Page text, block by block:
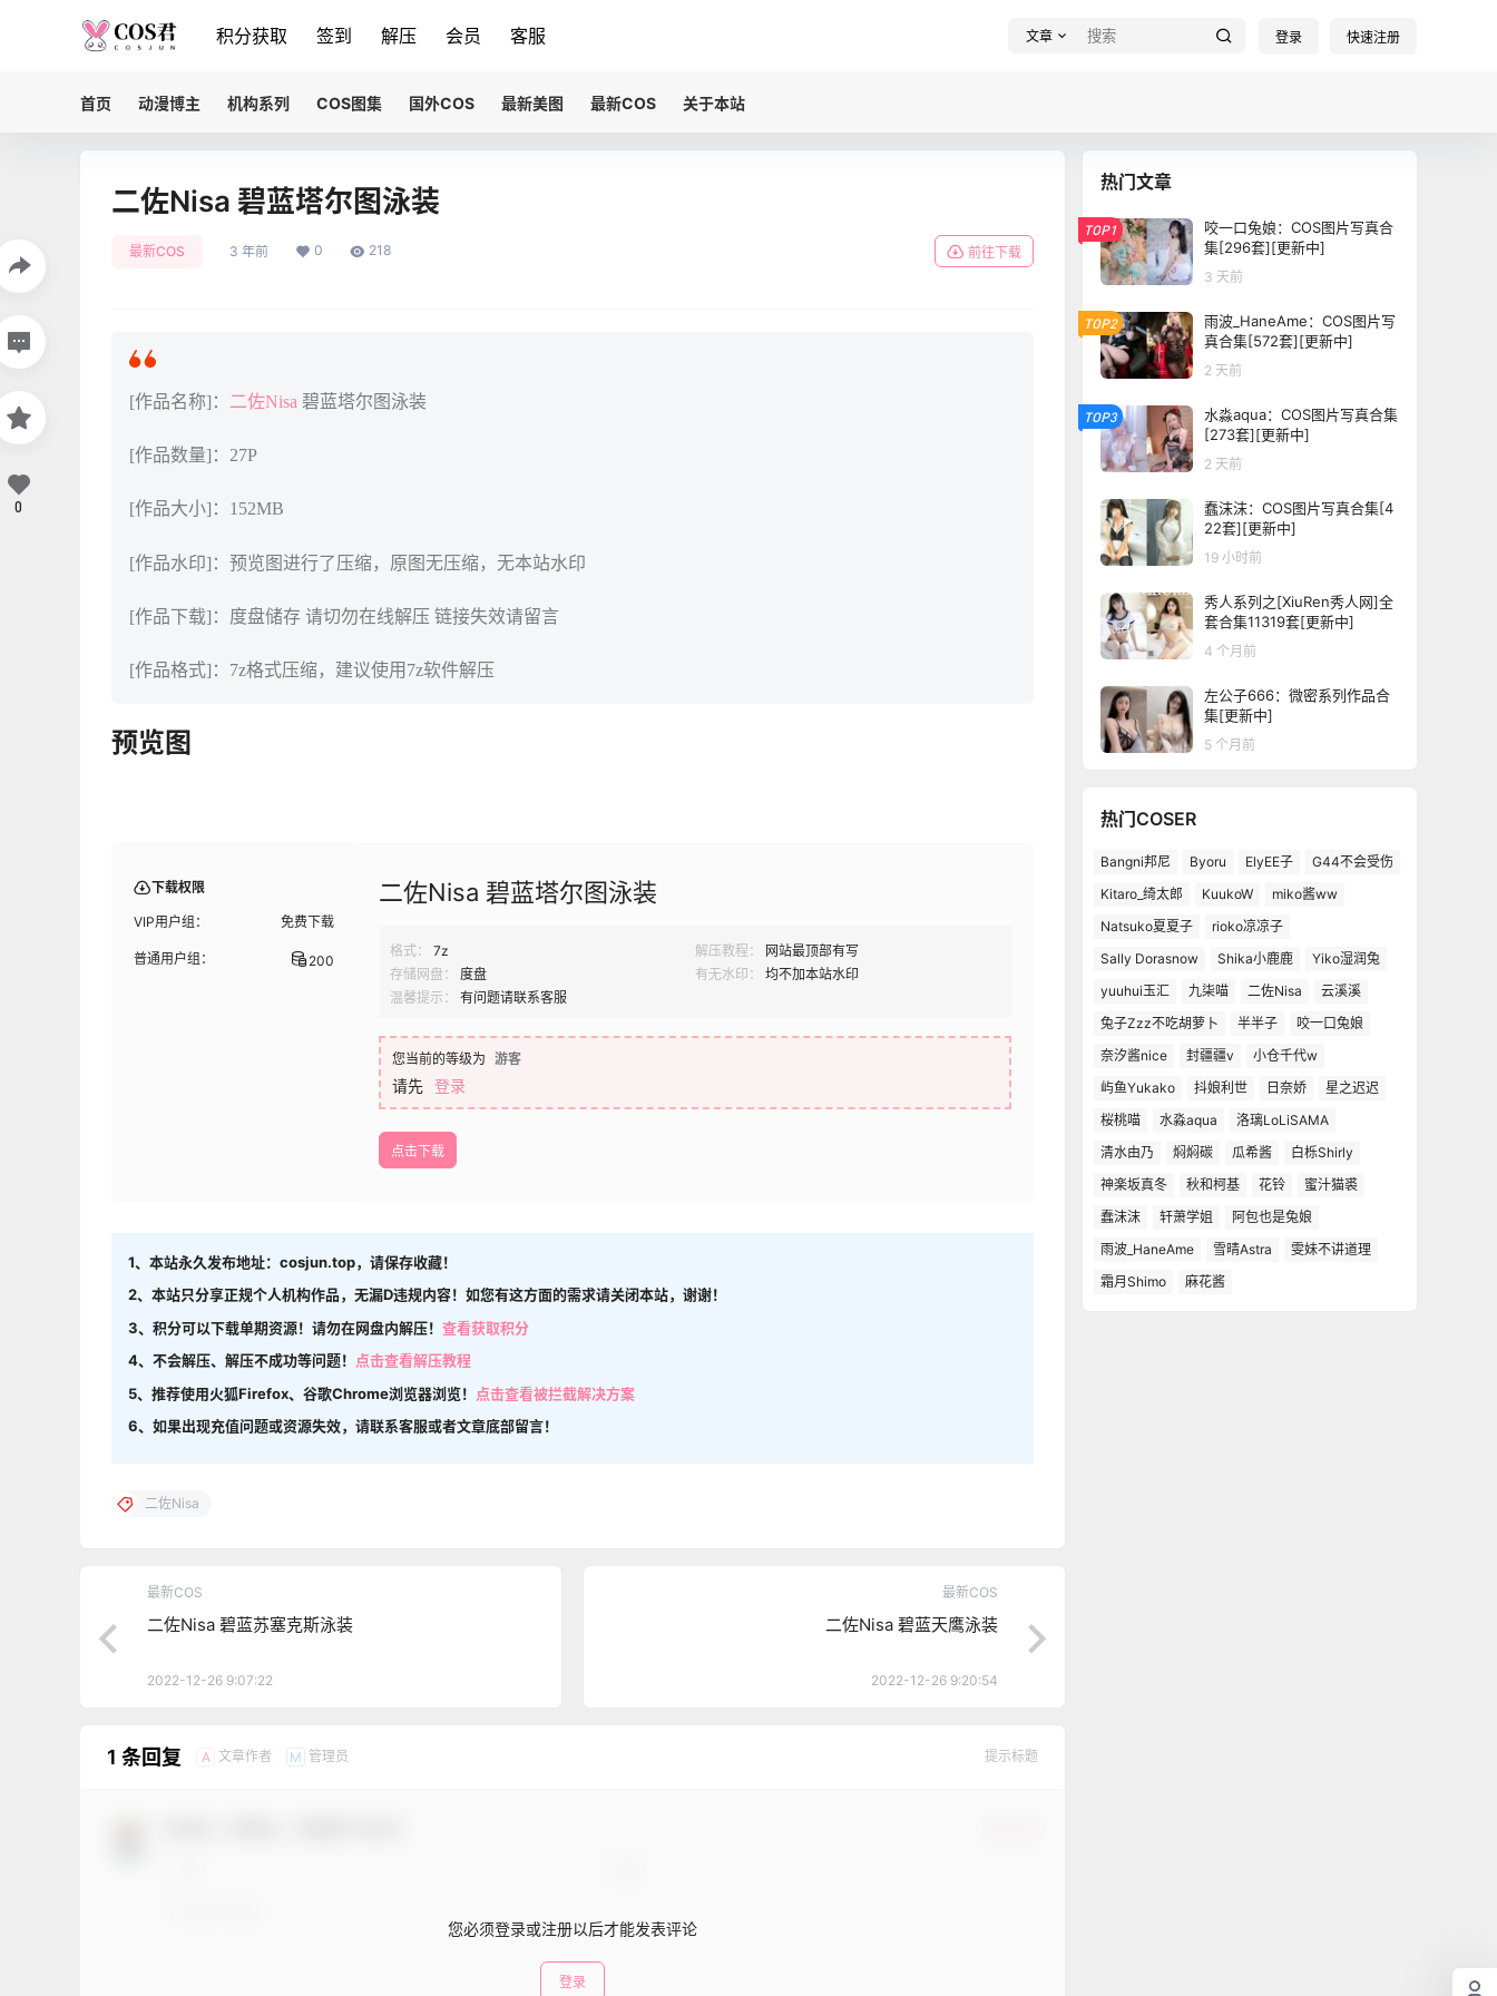
积分获取 签到 解压 会员 客服 文章 登录 快速注册
首页 动漫博主 机构系列 COS图集 国外COS 最新美图 最新COS 关于本站
二佐Nisa 碧蓝塔尔图泳装
最新COS 3 年前 0 218 前往下载
[作品名称]： 二佐Nisa 碧蓝塔尔图泳装
[作品数量]：27P
[作品大小]：152MB
[作品水印]：预览图进行了压缩，原图无压缩，无本站水印
[作品下载]：度盘储存 请切勿在线解压 链接失效请留言
[作品格式]：7z格式压缩，建议使用7z软件解压
预览图
下载权限
VIP用户组： 免费下载
普通用户组： 200
二佐Nisa 碧蓝塔尔图泳装
格式： 7z 解压教程：
网站最顶部有写
存储网盘：
度盘 有无水印：
均不加本站水印
温馨提示：
有问题请联系客服
您当前的等级为 游客
请先 登录
点击下载
1、本站永久发布地址：cosjun.top，请保存收藏！
2、本站只分享正规个人机构作品，无漏D违规内容！如您有这方面的需求请关闭本站，谢谢！
3、积分可以下载单期资源！请勿在网盘内解压！ 查看获取积分
4、不会解压、解压不成功等问题！
点击查看解压教程
5、推荐使用火狐Firefox、谷歌Chrome浏览器浏览！
点击查看被拦截解决方案
6、如果出现充值问题或资源失效，请联系客服或者文章底部留言！
0
二佐Nisa
最新COS
二佐Nisa 碧蓝苏塞克斯泳装
2022-12-26 9:07:22
最新COS
二佐Nisa 碧蓝天鹰泳装
2022-12-26 9:20:54
1 条回复 A 文章作者 M 管理员 提示标题
您必须登录或注册以后才能发表评论
登录
热门文章
TOP1
咬一口兔娘：COS图片写真合
集[296套][更新中]
3 天前
TOP2
雨波_HaneAme：COS图片写
真合集[572套][更新中]
2 天前
TOP3
水淼aqua：COS图片写真合集
[273套][更新中]
2 天前
蠢沫沫：COS图片写真合集[4
22套][更新中]
19 小时前
秀人系列之[XiuRen秀人网]全
套合集11319套[更新中]
4 个月前
左公子666：微密系列作品合
集[更新中]
5 个月前
热门COSER
Bangni邦尼 Byoru ElyEE子
G44不会受伤
Kitaro_绮太郎
KuukoW
miko酱ww
Natsuko夏夏子
rioko凉凉子
Sally Dorasnow
Shika小鹿鹿
Yiko湿润兔
yuuhui玉汇
九柒喵 二佐Nisa
云溪溪
兔子Zzz不吃胡萝卜
半半子
咬一口兔娘
奈汐酱nice
封疆疆v
小仓千代w
屿鱼Yukako
抖娘利世 日奈娇
星之迟迟
桜桃喵
水淼aqua
洛璃LoLiSAMA
清水由乃
焖焖碳 瓜希酱
白栎Shirly
神楽坂真冬
秋和柯基 花铃
蜜汁猫裘
蠢沫沫
轩萧学姐
阿包也是兔娘
雨波_HaneAme
雪晴Astra
雯妹不讲道理
霜月Shimo
麻花酱